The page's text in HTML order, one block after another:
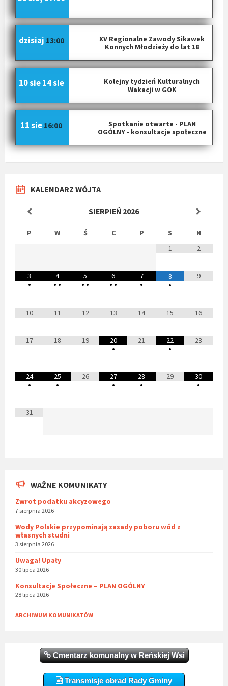
XV Regionalne Zawody Sikawek
Konnych Młodzieży do lat 18
dzisiaj 13:00
Kolejny tydzień Kulturalnych
Wakacji w GOK
10 sie 14 sie
Spotkanie otwarte - PLAN
OGÓLNY - konsultacje społeczne
11 sie 16:00
KALENDARZ WÓJTA
SIERPIEŃ 2026
P W Ś C P S
N
1
2
3
•
4
• •
5
• •
6
• •
7
•
8
•
9
10 11 12 13 14 15 16
17 18 19
20
•
21
22
•
23
24
•
25
•
26
27
•
28
•
29
30
•
31
WAŻNE KOMUNIKATY
Zwrot podatku akcyzowego
7 sierpnia 2026
Wody Polskie przypominają zasady poboru wód z
własnych studni
3 sierpnia 2026
Uwaga! Upały
30 lipca 2026
Konsultacje Społeczne – PLAN OGÓLNY
28 lipca 2026
ARCHIWUM KOMUNIKATÓW
Cmentarz komunalny w Reńskiej Wsi
Transmisje obrad Rady Gminy